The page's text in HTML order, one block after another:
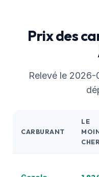
Prix des
Relevé le
CARBURANT
LE
CHER